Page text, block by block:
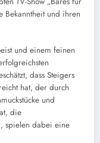
Bekanntheit und ihren
und einem feinen
dass Steigers
hat, der durch
und
die
spielen dabei eine